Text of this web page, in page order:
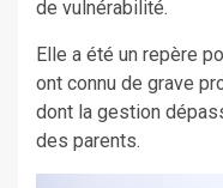
de vulnérabilité.
Elle a été un repère
ont connu de grave
dont la gestion
des parents.